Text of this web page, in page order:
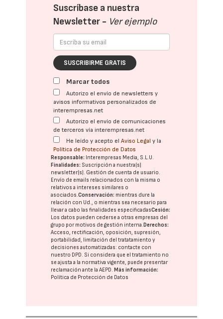
Suscríbase a nuestra
Newsletter - Ver ejemplo
SUSCRIBIRME GRATIS
Marcar todos
Autorizo el envío de newsletters y
avisos informativos personalizados de
interempresas.net
Autorizo el envío de comunicaciones
de terceros vía interempresas.net
He leído y acepto elAviso Legal y la
Política de Protección de Datos
Responsable: Interempresas Media, S.L.U.
Finalidades: Suscripción a nuestra(s)
newsletter(s). Gestión de cuenta de usuario.
Envío de emails relacionados con la misma o
relativos a intereses similares o
asociados.Conservación: mientras dure la
relación con Ud., o mientras sea necesario para
llevar a cabo las finalidades especificadasCesión:
Los datos pueden cederse a otras empresas del
grupo por motivos de gestión interna. Derechos:
Acceso, rectificación, oposición, supresión,
portabilidad, limitación del tratatamiento y
decisiones automatizadas: contacte con
nuestro DPD. Si considera que el tratamiento no
se ajusta a la normativa vigente, puede presentar
reclamación ante laAEPD. Más información:
Política de Protección de Datos